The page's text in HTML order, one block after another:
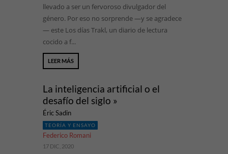
llevado a ser un fervoroso divulgador del
género. Por eso no sorprende —y se agradece
— este Los días Trakl, un diario de lectura
cocido a f...
LEER MÁS
La inteligencia artificial o el
desafío del siglo »
Éric Sadin
TEORÍA Y ENSAYO
Federico Romani
17 DIC, 2020